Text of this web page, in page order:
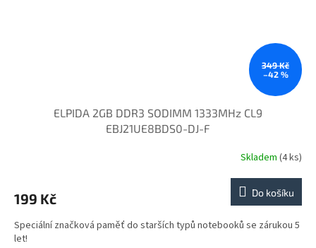
349 Kč
–42 %
ELPIDA 2GB DDR3 SODIMM 1333MHz CL9
EBJ21UE8BDS0-DJ-F
Skladem (4 ks)
199 Kč Do košíku
Speciální značková paměť do starších typů notebooků se zárukou 5
let!